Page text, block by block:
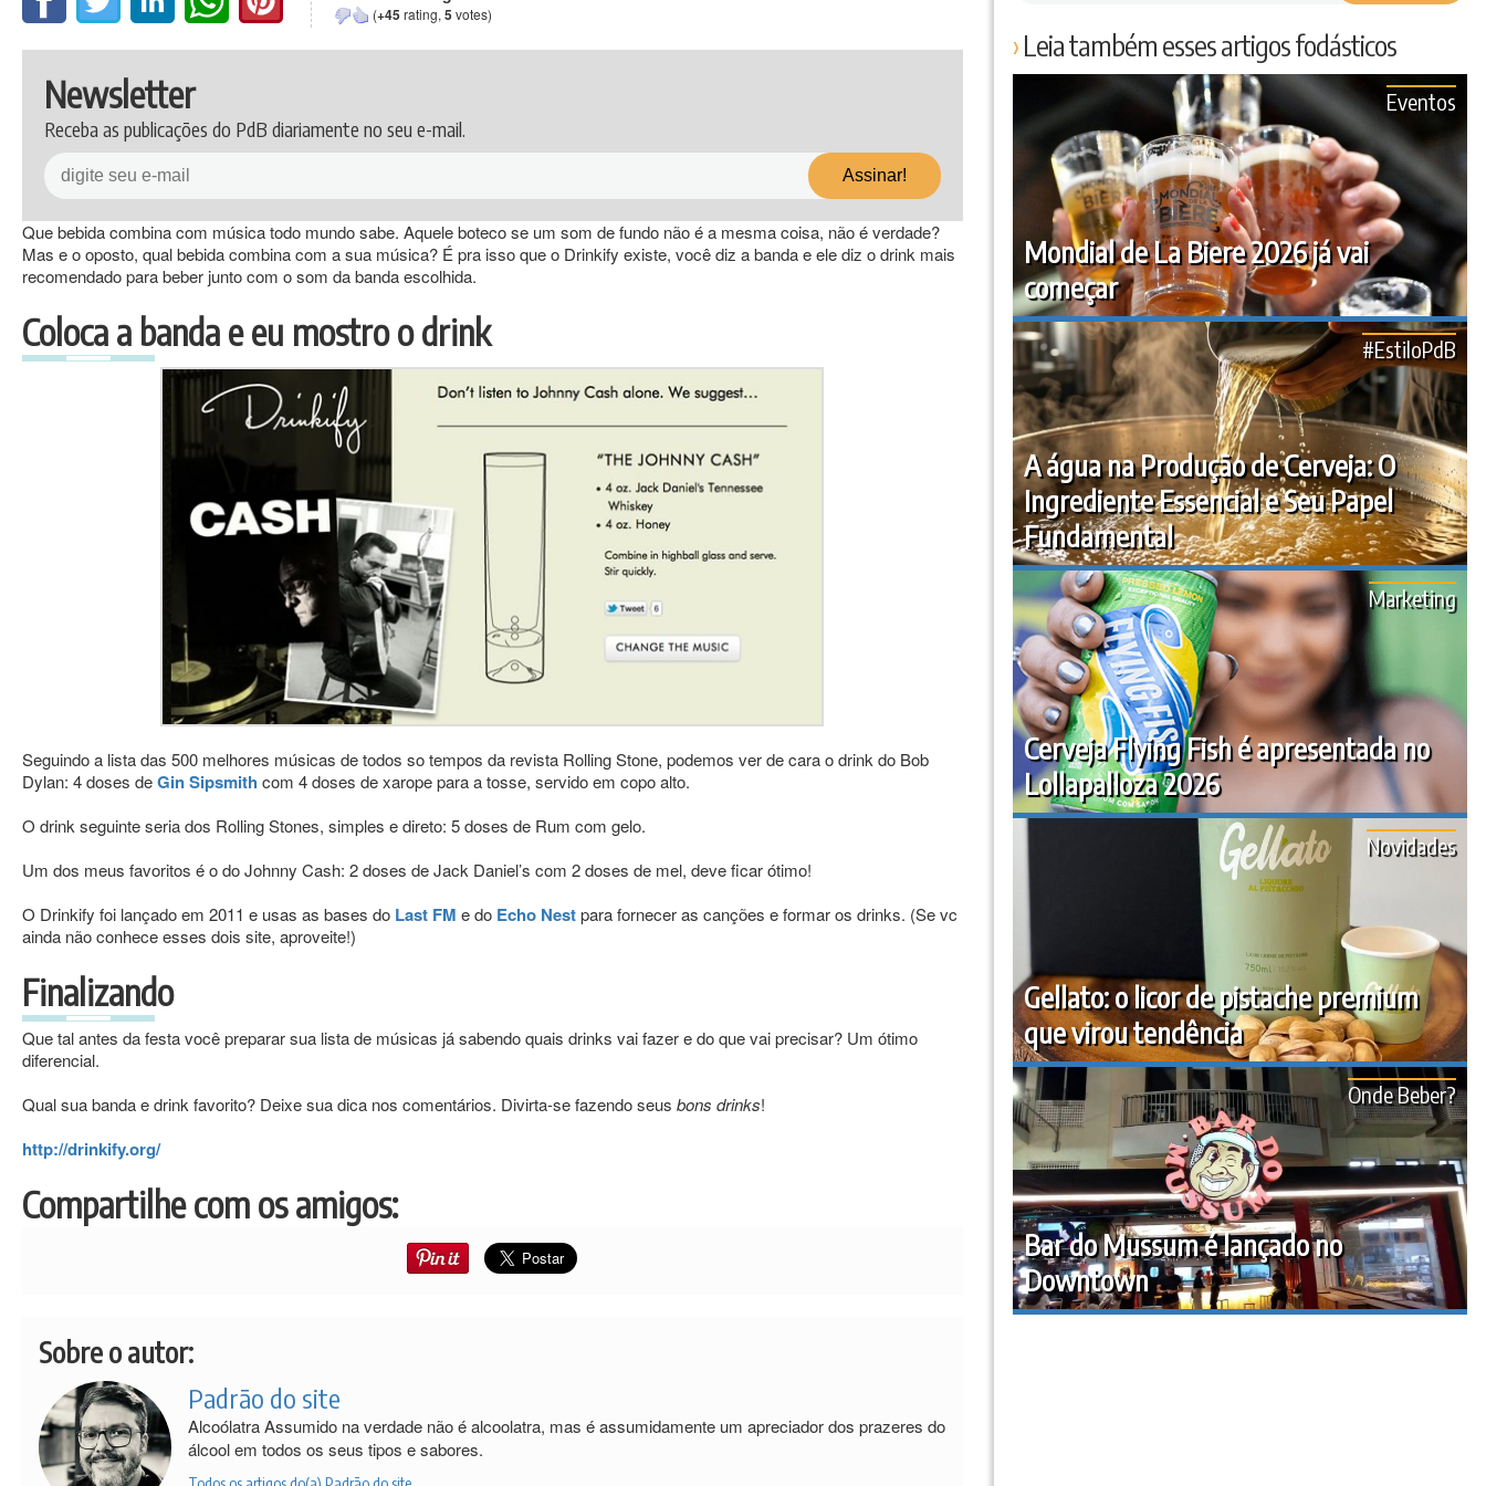
(+45rating, 5votes)
Newsletter
Receba as publicações do PdB diariamente no seu e-mail.
Que bebida combina com música todo mundo sabe. Aquele boteco se um som de fundo não é a mesma coisa, não é verdade?
Mas e o oposto, qual bebida combina com a sua música? É pra isso que o Drinkify existe, você diz a banda e ele diz o drink mais
recomendado para beber junto com o som da banda escolhida.
Coloca a banda e eu mostro o drink
Seguindo a lista das 500 melhores músicas de todos so tempos da revista Rolling Stone, podemos ver de cara o drink do Bob
Dylan: 4 doses deGin Sipsmith com 4 doses de xarope para a tosse, servido em copo alto.
O drink seguinte seria dos Rolling Stones, simples e direto: 5 doses de Rum com gelo.
Um dos meus favoritos é o do Johnny Cash: 2 doses de Jack Daniel’s com 2 doses de mel, deve ficar ótimo!
O Drinkify foi lançado em 2011 e usas as bases do Last FM e do Echo Nestpara fornecer as canções e formar os drinks. (Se vc
ainda não conhece esses dois site, aproveite!)
Finalizando
Que tal antes da festa você preparar sua lista de músicas já sabendo quais drinks vai fazer e do que vai precisar? Um ótimo
diferencial.
Qual sua banda e drink favorito? Deixe sua dica nos comentários. Divirta-se fazendo seus bons drinks!
http://drinkify.org/
Compartilhe com os amigos:
Sobre o autor:
Padrão do site
Alcoólatra Assumido na verdade não é alcoolatra, mas é assumidamente um apreciador dos prazeres do
álcool em todos os seus tipos e sabores.
Leia também esses artigos fodásticos
Mondial de La Biere 2026 já vai
começar
Eventos
A água na Produção de Cerveja: O
Ingrediente Essencial e Seu Papel
Fundamental
#EstiloPdB
Cerveja Flying Fish é apresentada no
Lollapalloza 2026
Marketing
Gellato: o licor de pistache premium
que virou tendência
Novidades
Bar do Mussum é lançado no
Downtown
Onde Beber?